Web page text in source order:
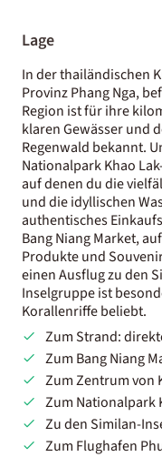
Lage
In der thailändischen
Provinz Phang Nga,
Region ist für ihre
klaren Gewässer und
Regenwald bekannt.
Nationalpark Khao
auf denen du die
und die idyllischen
authentisches
Bang Niang Market,
Produkte und
einen Ausflug zu den
Inselgruppe ist
Korallenriffe beliebt.
Zum Strand:
Zum Bang Niang
Zum Zentrum von
Zum Nationalpark
Zu den Similan-
Zum Flughafen